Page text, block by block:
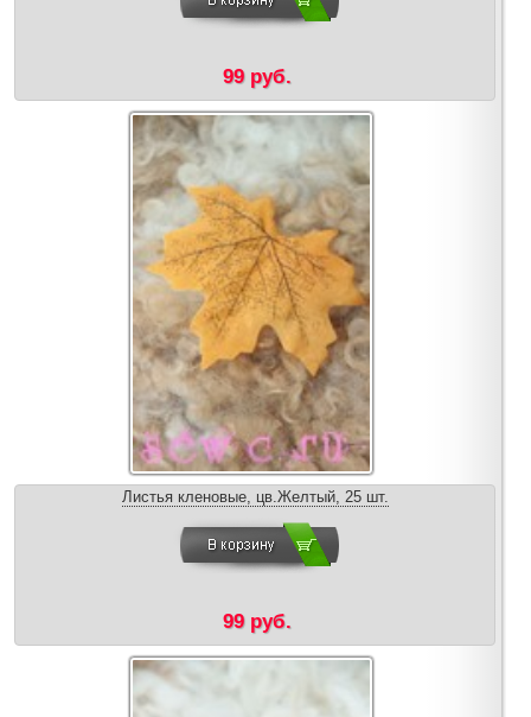
99 руб.
Листья кленовые, цв.Желтый, 25 шт.
99 руб.